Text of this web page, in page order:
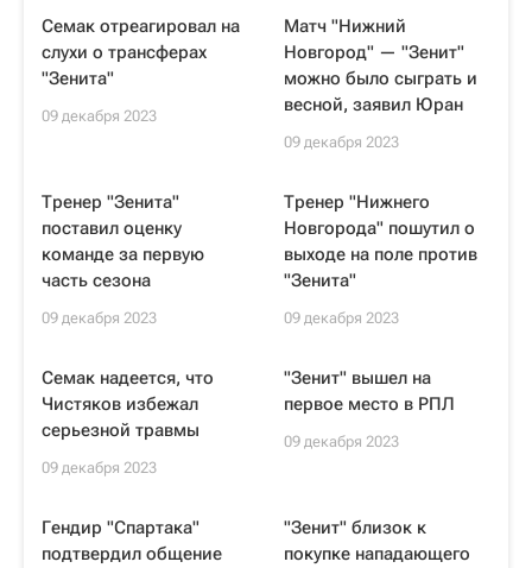
Семак отреагировал на
слухи о трансферах
"Зенита"
09 декабря 2023
Матч "Нижний
Новгород" — "Зенит"
можно было сыграть и
весной, заявил Юран
09 декабря 2023
Тренер "Зенита"
поставил оценку
команде за первую
часть сезона
09 декабря 2023
Тренер "Нижнего
Новгорода" пошутил о
выходе на поле против
"Зенита"
09 декабря 2023
Семак надеется, что
Чистяков избежал
серьезной травмы
09 декабря 2023
"Зенит" вышел на
первое место в РПЛ
09 декабря 2023
Гендир "Спартака"
подтвердил общение
"Зенит" близок к
покупке нападающего